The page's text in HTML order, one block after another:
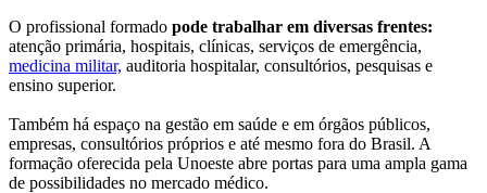
O profissional formado pode trabalhar em diversas frentes:
atenção primária, hospitais, clínicas, serviços de emergência,
medicina militar, auditoria hospitalar, consultórios, pesquisas e
ensino superior.
Também há espaço na gestão em saúde e em órgãos públicos,
empresas, consultórios próprios e até mesmo fora do Brasil. A
formação oferecida pela Unoeste abre portas para uma ampla gama
de possibilidades no mercado médico.